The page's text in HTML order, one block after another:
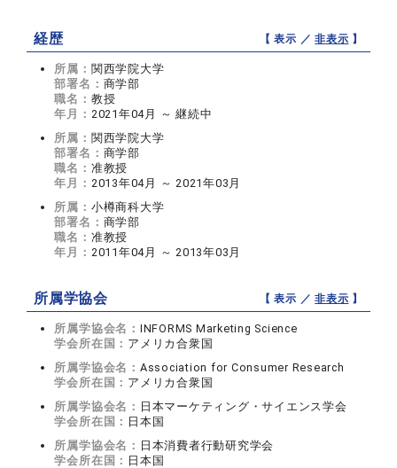
経歴 【 表示 ／非表示 】
所属： 関西学院大学
部署名： 商学部
職名： 教授
年月： 2021年04月 ～ 継続中
所属： 関西学院大学
部署名： 商学部
職名： 准教授
年月： 2013年04月 ～ 2021年03月
所属： 小樽商科大学
部署名： 商学部
職名： 准教授
年月： 2011年04月 ～ 2013年03月
所属学協会 【 表示 ／非表示 】
所属学協会名： INFORMS Marketing Science
学会所在国： アメリカ合衆国
所属学協会名： Association for Consumer Research
学会所在国： アメリカ合衆国
所属学協会名： 日本マーケティング・サイエンス学会
学会所在国： 日本国
所属学協会名： 日本消費者行動研究学会
学会所在国： 日本国